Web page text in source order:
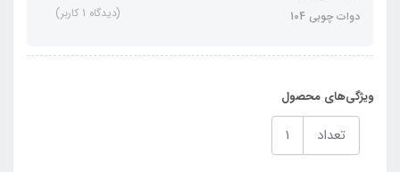
دوات چوبی 104 (دیدگاه 1 کاربر)
ویژگی‌های محصول
تعداد